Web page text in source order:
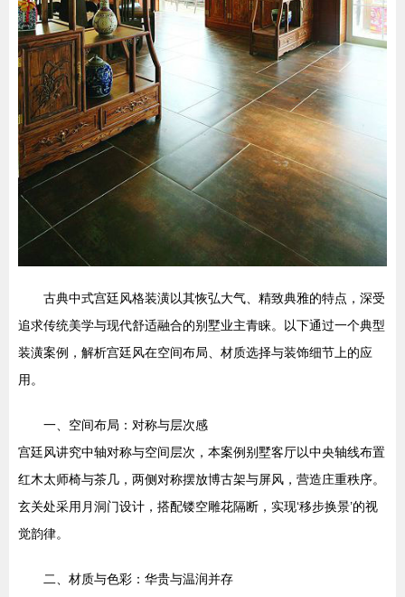
古典中式宫廷风格装潢以其恢弘大气、精致典雅的特点，深受
追求传统美学与现代舒适融合的别墅业主青睐。以下通过一个典型
装潢案例，解析宫廷风在空间布局、材质选择与装饰细节上的应
用。
一、空间布局：对称与层次感
宫廷风讲究中轴对称与空间层次，本案例别墅客厅以中央轴线布置
红木太师椅与茶几，两侧对称摆放博古架与屏风，营造庄重秩序。
玄关处采用月洞门设计，搭配镂空雕花隔断，实现‘移步换景’的视
觉韵律。
二、材质与色彩：华贵与温润并存